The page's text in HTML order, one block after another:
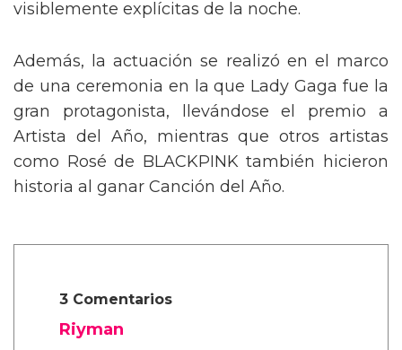
visiblemente explícitas de la noche.
Además, la actuación se realizó en el marco
de una ceremonia en la que Lady Gaga fue la
gran protagonista, llevándose el premio a
Artista del Año, mientras que otros artistas
como Rosé de BLACKPINK también hicieron
historia al ganar Canción del Año.
3 Comentarios
Riyman